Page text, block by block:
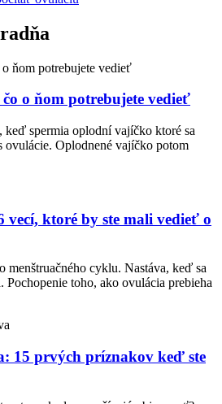
čo o ňom potrebujete vedieť
keď spermia oplodní vajíčko ktoré sa
Oplodnené vajíčko potom
vecí, ktoré by ste mali vedieť o
menštruačného cyklu. Nastáva, keď sa
toho, ako ovulácia prebieha
15 prvých príznakov keď ste